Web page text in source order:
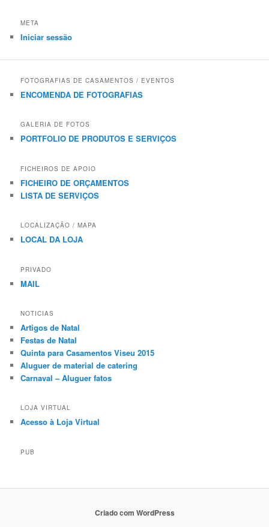
META
Iniciar sessão
FOTOGRAFIAS DE CASAMENTOS / EVENTOS
ENCOMENDA DE FOTOGRAFIAS
GALERIA DE FOTOS
PORTFOLIO DE PRODUTOS E SERVIÇOS
FICHEIROS DE APOIO
FICHEIRO DE ORÇAMENTOS
LISTA DE SERVIÇOS
LOCALIZAÇÃO / MAPA
LOCAL DA LOJA
PRIVADO
MAIL
NOTICIAS
Artigos de Natal
Festas de Natal
Quinta para Casamentos Viseu 2015
Aluguer de material de catering
Carnaval – Aluguer fatos
LOJA VIRTUAL
Acesso à Loja Virtual
PUB
Criado com WordPress